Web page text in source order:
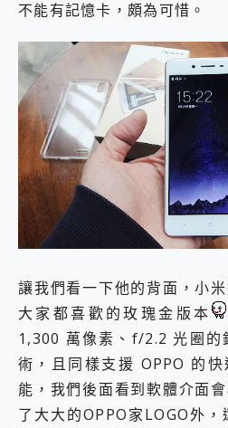
不能有記憶卡，頗為可惜。
讓我們看一下他的背面，小
大家都喜歡的玫瑰金版本
1,300 萬像素、f/2.2 光圈的
術，且同樣支援 OPPO 的
能，我們後面看到軟體介面
了大大的OPPO家LOGO外